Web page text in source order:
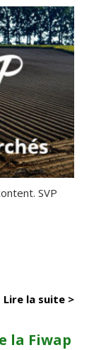
SVP
Lire la suite >
la Fiwap